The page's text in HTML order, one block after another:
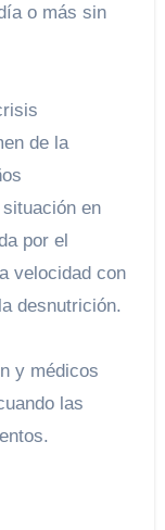
o más sin
de la
en
por el
velocidad con
desnutrición.
y médicos
las